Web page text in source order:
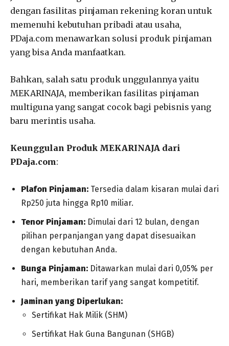
dengan fasilitas pinjaman rekening koran untuk
memenuhi kebutuhan pribadi atau usaha,
PDaja.com menawarkan solusi produk pinjaman
yang bisa Anda manfaatkan.
Bahkan, salah satu produk unggulannya yaitu
MEKARINAJA, memberikan fasilitas pinjaman
multiguna yang sangat cocok bagi pebisnis yang
baru merintis usaha.
Keunggulan Produk MEKARINAJA dari
PDaja.com:
Plafon Pinjaman: Tersedia dalam kisaran mulai dari
Rp250 juta hingga Rp10 miliar.
Tenor Pinjaman: Dimulai dari 12 bulan, dengan
pilihan perpanjangan yang dapat disesuaikan
dengan kebutuhan Anda.
Bunga Pinjaman: Ditawarkan mulai dari 0,05% per
hari, memberikan tarif yang sangat kompetitif.
Jaminan yang Diperlukan:
Sertifikat Hak Milik (SHM)
Sertifikat Hak Guna Bangunan (SHGB)